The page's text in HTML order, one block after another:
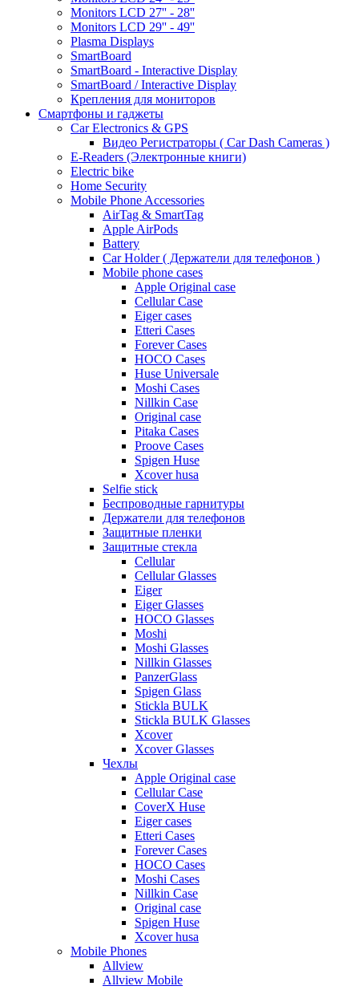
Monitors LCD 27'' - 28''
Monitors LCD 29'' - 49''
Plasma Displays
SmartBoard
SmartBoard - Interactive Display
SmartBoard / Interactive Display
Крепления для мониторов
Смартфоны и гаджеты
Car Electronics & GPS
Видео Регистраторы ( Car Dash Cameras )
E-Readers (Электронные книги)
Electric bike
Home Security
Mobile Phone Accessories
AirTag & SmartTag
Apple AirPods
Battery
Car Holder ( Держатели для телефонов )
Mobile phone cases
Apple Original case
Cellular Case
Eiger cases
Etteri Cases
Forever Cases
HOCO Cases
Huse Universale
Moshi Cases
Nillkin Case
Original case
Pitaka Cases
Proove Cases
Spigen Huse
Xcover husa
Selfie stick
Беспроводные гарнитуры
Держатели для телефонов
Защитные пленки
Защитные стекла
Cellular
Cellular Glasses
Eiger
Eiger Glasses
HOCO Glasses
Moshi
Moshi Glasses
Nillkin Glasses
PanzerGlass
Spigen Glass
Stickla BULK
Stickla BULK Glasses
Xcover
Xcover Glasses
Чехлы
Apple Original case
Cellular Case
CoverX Huse
Eiger cases
Etteri Cases
Forever Cases
HOCO Cases
Moshi Cases
Nillkin Case
Original case
Spigen Huse
Xcover husa
Mobile Phones
Allview
Allview Mobile